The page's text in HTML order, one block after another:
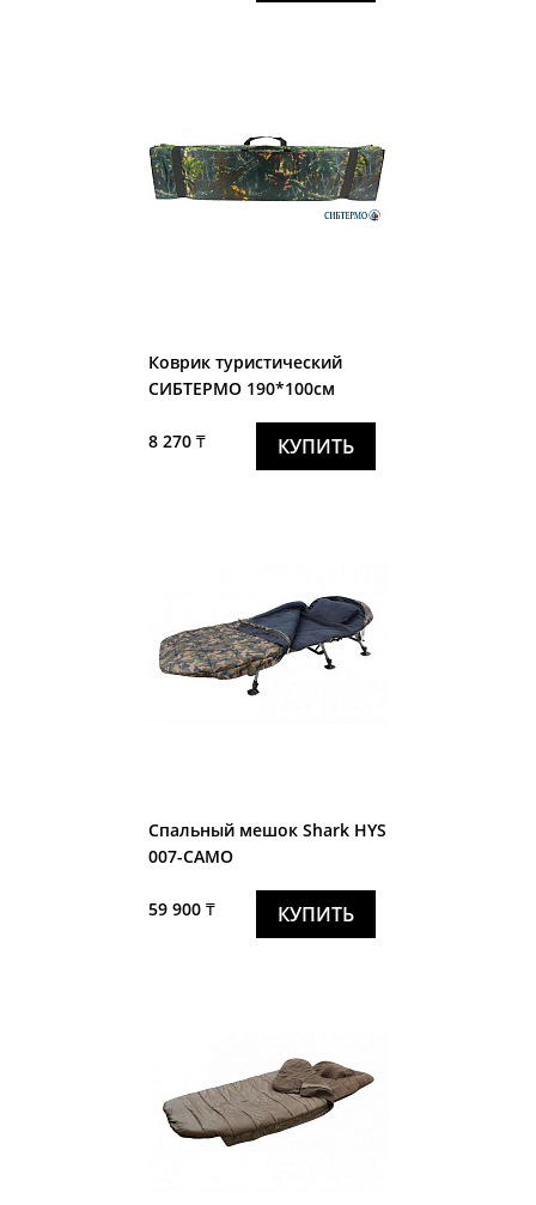
Коврик туристический
СИБТЕРМО 190*100см
8 270 ₸ КУПИТЬ
Спальный мешок Shark HYS
007-CAMO
59 900 ₸ КУПИТЬ